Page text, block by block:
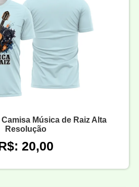
Música de Raiz Alta
Resolução
20,00